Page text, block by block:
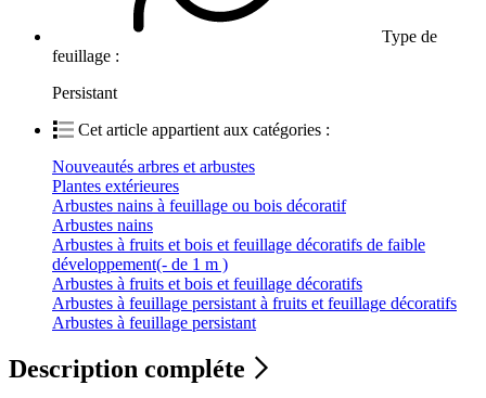
Type de
feuillage :
Persistant
Cet article appartient aux catégories :
Nouveautés arbres et arbustes
Plantes extérieures
Arbustes nains à feuillage ou bois décoratif
Arbustes nains
Arbustes à fruits et bois et feuillage décoratifs de faible
développement(- de 1 m )
Arbustes à fruits et bois et feuillage décoratifs
Arbustes à feuillage persistant à fruits et feuillage décoratifs
Arbustes à feuillage persistant
Description compléte